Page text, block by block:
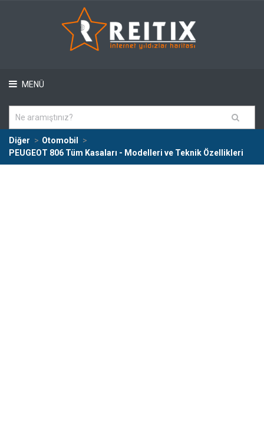
MENÜ
Diğer
Otomobil
PEUGEOT 806 Tüm Kasaları - Modelleri ve Teknik Özellikleri